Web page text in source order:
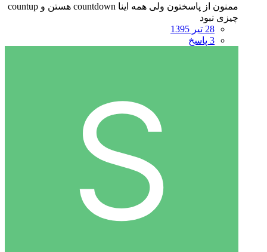
ممنون از پاسختون ولی همه اینا countdown هستن و countup
چیزی نبود
28 تیر 1395
3 پاسخ